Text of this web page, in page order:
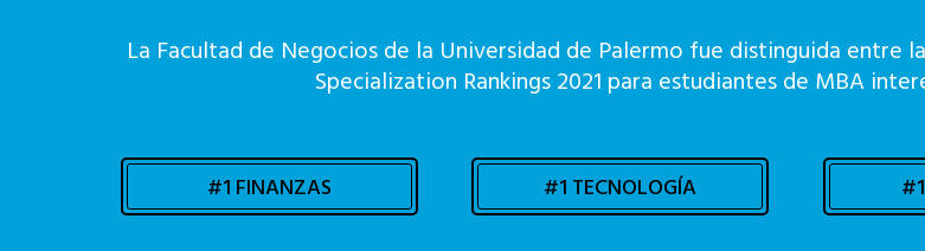
La Facultad de Negocios de la Universidad de Palermo fue distinguida entre
Specialization Rankings 2021 para estudiantes de MBA
#1 FINANZAS #1 TECNOLOGÍA